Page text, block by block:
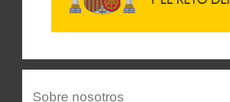
Sobre nosotros